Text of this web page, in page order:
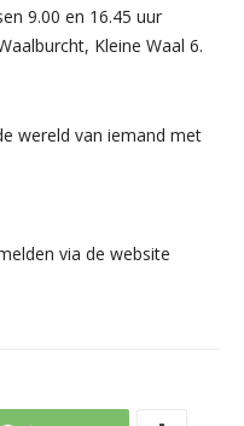
9.00 en 16.45 uur
Kleine Waal 6.
wereld van iemand met
via de website